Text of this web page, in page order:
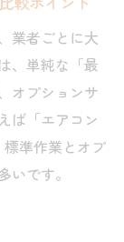
業者ごとに大
、単純な「最
オプションサ
ば「エアコン
準作業とオプ
です。